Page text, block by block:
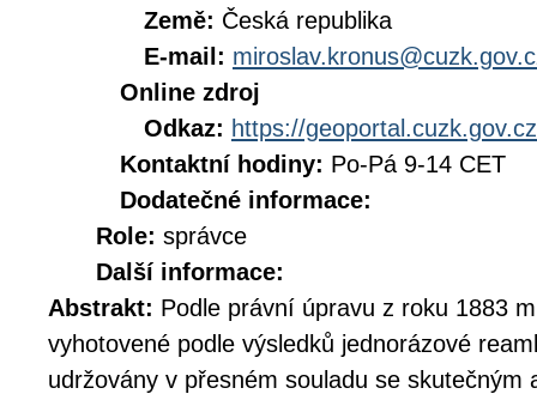
Země: Česká republika
E-mail:
Online zdroj
Odkaz: https://geoportal.cuzk.gov.cz
Kontaktní hodiny: Po-Pá 9-14 CET
Dodatečné informace:
Role: správce
Další informace:
Abstrakt: Podle právní úpravu z roku 1883
vyhotovené podle výsledků jednorázové
udržovány v přesném souladu se